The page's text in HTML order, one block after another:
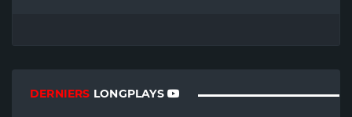
DERNIERS LONGPLAYS